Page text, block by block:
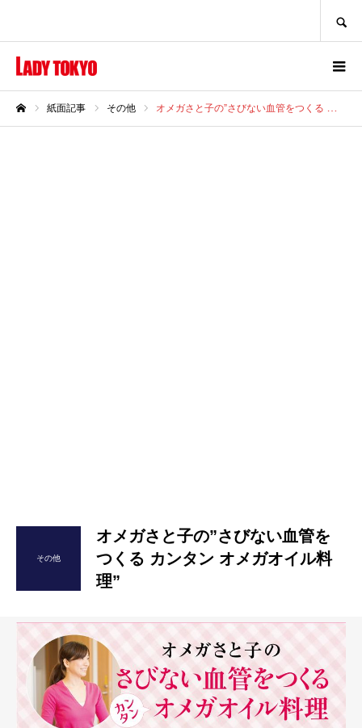
紙面記事 その他 オメガさと子の”さびない血管をつくる カンタン オメガオイル料理”
その他
オメガさと子の”さびない血管を
つくる カンタン オメガオイル料
理”